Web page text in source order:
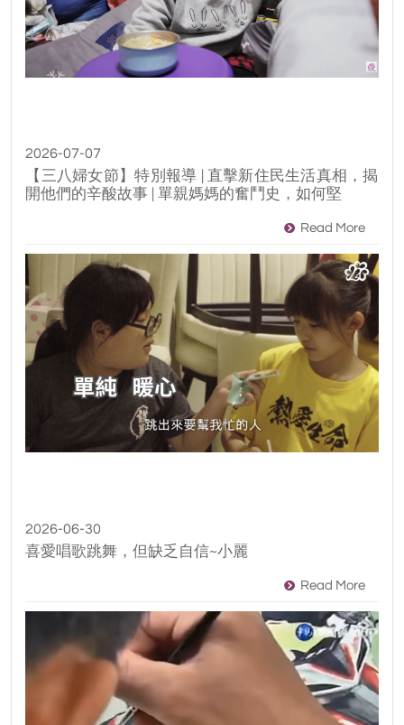
2026-07-07
【三八婦女節】​特別報導 | 直擊新住民生活真相，揭
開他們的辛酸故事 | 單親媽媽的奮鬥史，如何堅
Read More
2026-06-30
喜愛唱歌跳舞，但缺乏自信~小麗
Read More